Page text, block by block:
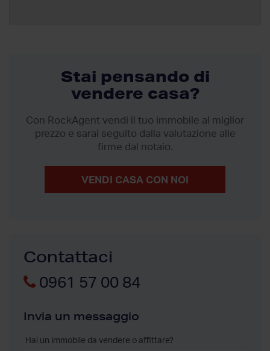
Stai pensando di
vendere casa?
Con RockAgent vendi il tuo immobile al miglior
prezzo e sarai seguito dalla valutazione alle
firme dal notaio.
VENDI CASA CON NOI
Contattaci
0961 57 00 84
Invia un messaggio
Hai un immobile da vendere o affittare?